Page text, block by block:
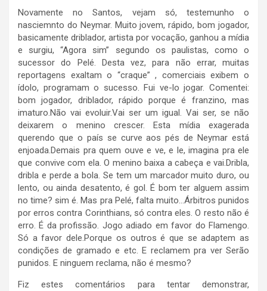
Novamente no Santos, vejam só, testemunho o
nasciemnto do Neymar. Muito jovem, rápido, bom jogador,
basicamente driblador, artista por vocação, ganhou a mídia
e surgiu, “Agora sim” segundo os paulistas, como o
sucessor do Pelé. Desta vez, para não errar, muitas
reportagens exaltam o “craque” , comerciais exibem o
ídolo, programam o sucesso. Fui ve-lo jogar. Comentei:
bom jogador, driblador, rápido porque é franzino, mas
imaturo.Não vai evoluir.Vai ser um igual. Vai ser, se não
deixarem o menino crescer. Esta mídia exagerada
querendo que o país se curve aos pés de Neymar está
enjoada.Demais pra quem ouve e ve, e le, imagina pra ele
que convive com ela. O menino baixa a cabeça e vai.Dribla,
dribla e perde a bola. Se tem um marcador muito duro, ou
lento, ou ainda desatento, é gol. É bom ter alguem assim
no time? sim é. Mas pra Pelé, falta muito…Árbitros punidos
por erros contra Corinthians, só contra eles. O resto não é
erro. É da profissão. Jogo adiado em favor do Flamengo.
Só a favor dele.Porque os outros é que se adaptem as
condições de gramado e etc. E reclamem pra ver Serão
punidos. E ninguem reclama, não é mesmo?
Fiz estes comentários para tentar demonstrar,